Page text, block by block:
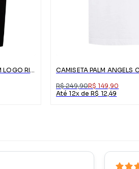
R$ 249,90R$ 149,90
Até 12x de R$ 12,49